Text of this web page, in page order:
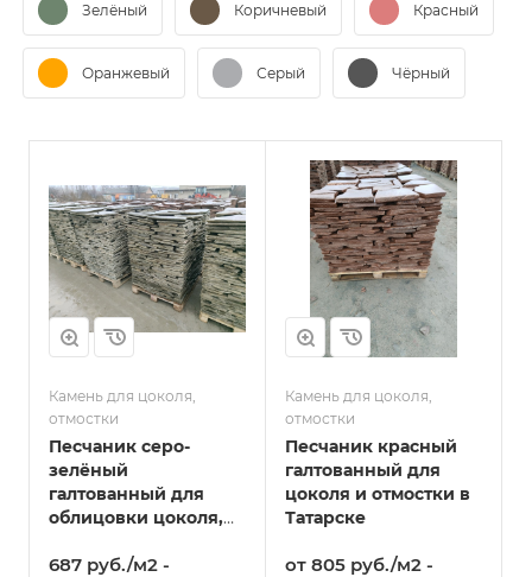
Зелёный Коричневый Красный
Оранжевый Серый Чёрный
Камень для цоколя,
отмостки
Песчаник серо-
зелёный
галтованный для
облицовки цоколя,
Татарске
687 руб./м2 -
Камень для цоколя,
отмостки
Песчаник красный
галтованный для
цоколя и отмостки в
Татарске
от 805 руб./м2 -